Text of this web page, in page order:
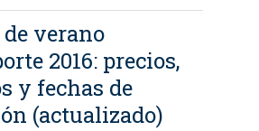
verano
2016: precios,
y fechas de
(actualizado)